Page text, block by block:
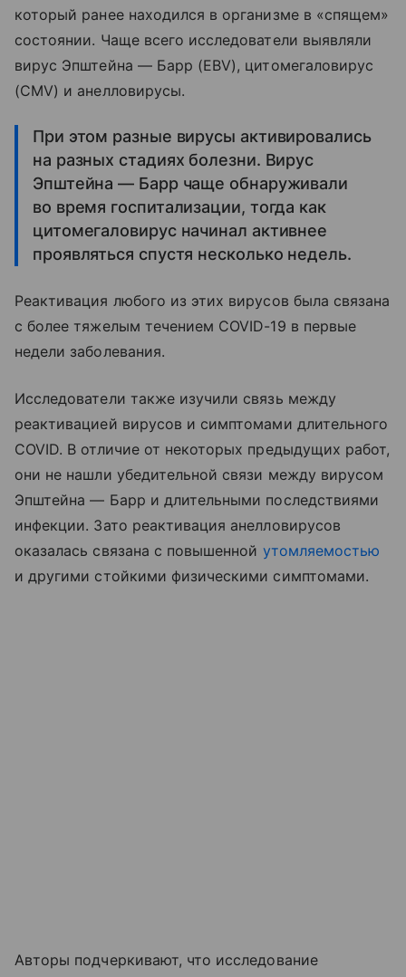
который ранее находился в организме в «спящем»
состоянии. Чаще всего исследователи выявляли
вирус Эпштейна — Барр (EBV), цитомегаловирус
(CMV) и анелловирусы.
При этом разные вирусы активировались
на разных стадиях болезни. Вирус
Эпштейна — Барр чаще обнаруживали
во время госпитализации, тогда как
цитомегаловирус начинал активнее
проявляться спустя несколько недель.
Реактивация любого из этих вирусов была связана
с более тяжелым течением COVID-19 в первые
недели заболевания.
Исследователи также изучили связь между
реактивацией вирусов и симптомами длительного
COVID. В отличие от некоторых предыдущих работ,
они не нашли убедительной связи между вирусом
Эпштейна — Барр и длительными последствиями
инфекции. Зато реактивация анелловирусов
оказалась связана с повышенной утомляемостью
и другими стойкими физическими симптомами.
Авторы подчеркивают, что исследование